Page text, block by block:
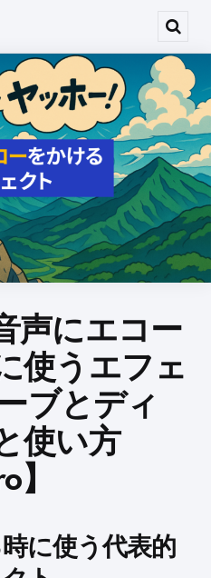
声にエコー
使うエフェ
ブとディ
使い方
】
に使う代表的